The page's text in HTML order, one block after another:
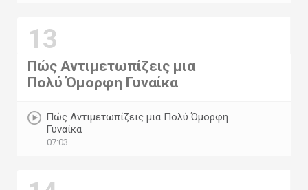
13
Πώς Αντιμετωπίζεις μια
Πολύ Όμορφη Γυναίκα
Πώς Αντιμετωπίζεις μια Πολύ Όμορφη
Γυναίκα
07:03